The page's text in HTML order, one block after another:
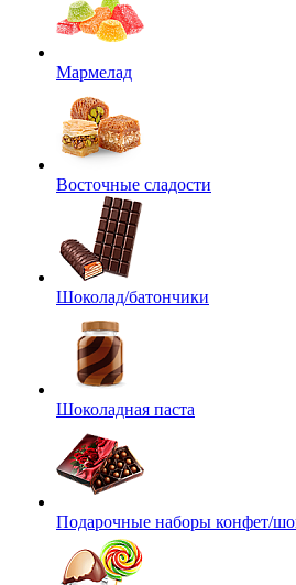
Мармелад
Восточные сладости
Шоколад/батончики
Шоколадная паста
Подарочные наборы конфет/